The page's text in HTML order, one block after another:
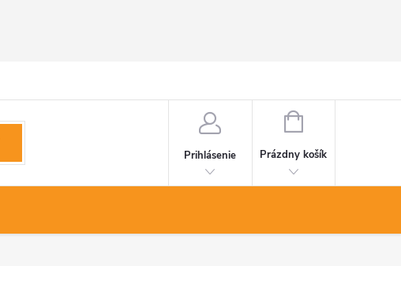
Prihlásenie
NÁKUPNÝ
Prázdny košík